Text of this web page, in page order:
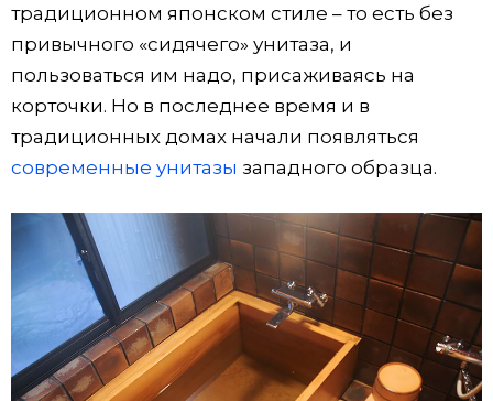
традиционном японском стиле – то есть без
привычного «сидячего» унитаза, и
пользоваться им надо, присаживаясь на
корточки. Но в последнее время и в
традиционных домах начали появляться
современные унитазы западного образца.